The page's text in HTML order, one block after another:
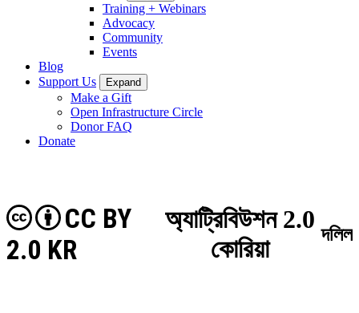
Training + Webinars
Advocacy
Community
Events
Blog
Support Us
Expand
Make a Gift
Open Infrastructure Circle
Donor FAQ
Donate
অ্যাট্রিবিউশন 2.0
কোরিয়া
CC BY
2.0 KR
দলিল